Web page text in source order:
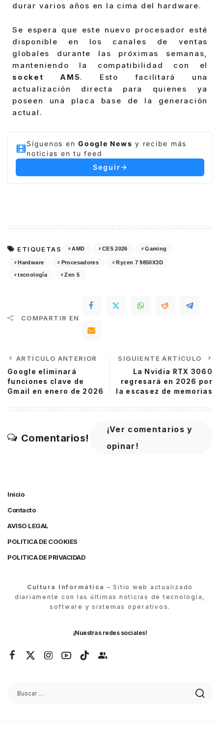
durar varios años en la cima del hardware.
Se espera que este nuevo procesador esté
disponible en los canales de ventas
globales durante las próximas semanas,
manteniendo la compatibilidad con el
socket AM5. Esto facilitará una
actualización directa para quienes ya
poseen una placa base de la generación
actual.
Síguenos en Google News y recibe más
noticias en tu feed
Seguir
ETIQUETAS AMD CES 2026 Gaming
Hardware Procesadores Ryzen 7 9850X3D
tecnología Zen 5
COMPARTIR EN
ARTÍCULO ANTERIOR
Google eliminará
funciones clave de
Gmail en enero de 2026
SIGUIENTE ARTÍCULO
La Nvidia RTX 3060
regresará en 2026 por
la escasez de memorias
Comentarios!
¡Ver comentarios y
opinar!
Inicio
Contacto
AVISO LEGAL
POLITICA DE COOKIES
POLITICA DE PRIVACIDAD
Cultura Informática – Sitio web actualizado
diariamente con las últimas noticias de tecnología,
software y sistemas operativos.
¡Nuestras redes sociales!